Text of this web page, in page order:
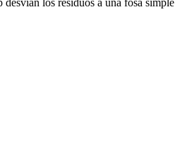
los residuos a una fosa simple